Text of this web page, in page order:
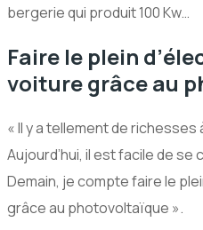
bergerie qui produit 100 Kw…
Faire le plein
voiture grâce au
« Il y a tellement de
Aujourd’hui, il est facile de
Demain, je compte faire le
grâce au photovoltaïque ».